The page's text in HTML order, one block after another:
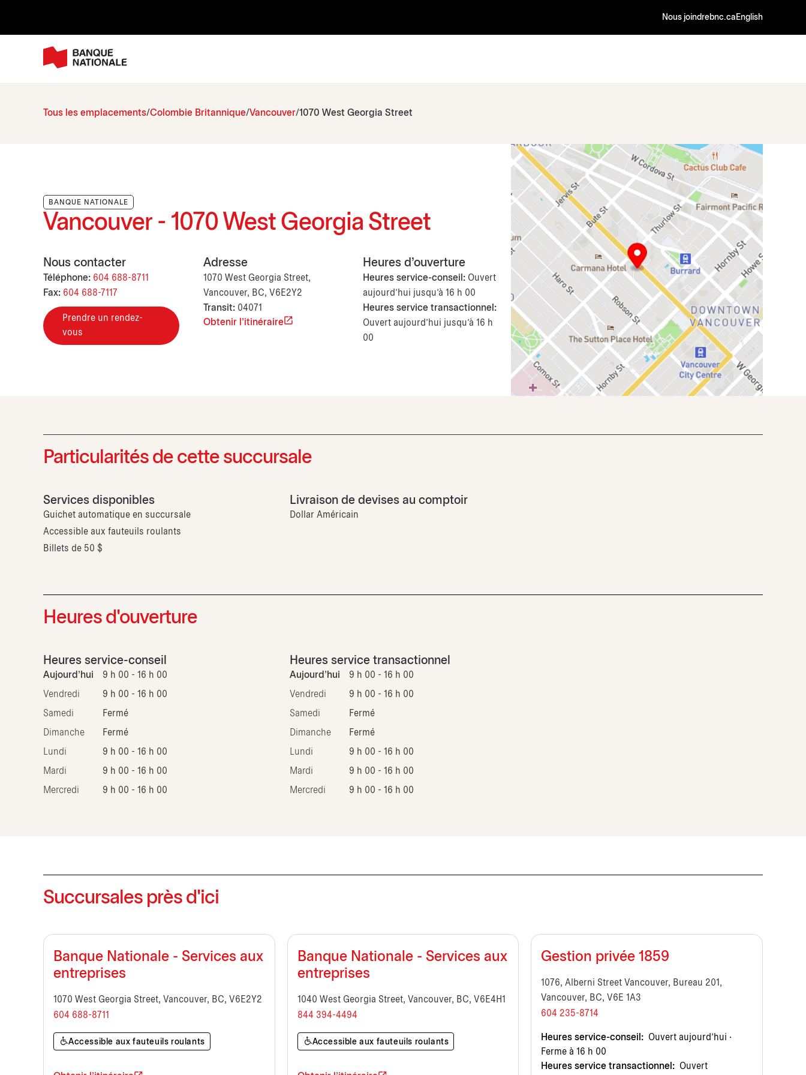
Nous joindrebnc.ca English
Tous les emplacements Colombie Britannique Vancouver 1070 West Georgia Street
BANQUE NATIONALE
Vancouver - 1070 West Georgia Street
Nous contacter
Téléphone: 604 688-8711
Fax: 604 688-7117
Prendre un rendez-
vous
Adresse
1070 West Georgia Street,
Vancouver, BC, V6E2Y2
Transit: 04071
Obtenir l'itinéraire
Heures d'ouverture
Heures service-conseil: Ouvert
aujourd’hui jusqu'à 16 h 00
Heures service transactionnel:
Ouvert aujourd’hui jusqu'à 16 h
00
Particularités de cette succursale
Services disponibles
Guichet automatique en succursale
Accessible aux fauteuils roulants
Billets de 50 $
Livraison de devises au comptoir
Dollar Américain
Heures d'ouverture
Heures service-conseil
Aujourd'hui 9 h 00 - 16 h 00
Vendredi 9 h 00 - 16 h 00
Samedi Fermé
Dimanche Fermé
Lundi 9 h 00 - 16 h 00
Mardi 9 h 00 - 16 h 00
Mercredi 9 h 00 - 16 h 00
Heures service transactionnel
Aujourd'hui 9 h 00 - 16 h 00
Vendredi 9 h 00 - 16 h 00
Samedi Fermé
Dimanche Fermé
Lundi 9 h 00 - 16 h 00
Mardi 9 h 00 - 16 h 00
Mercredi 9 h 00 - 16 h 00
Succursales près d'ici
Banque Nationale - Services aux
entreprises
1070 West Georgia Street, Vancouver, BC, V6E2Y2
604 688-8711
Accessible aux fauteuils roulants
Banque Nationale - Services aux
entreprises
1040 West Georgia Street, Vancouver, BC, V6E4H1
844 394-4494
Accessible aux fauteuils roulants
Gestion privée 1859
1076, Alberni Street Vancouver, Bureau 201,
Vancouver, BC, V6E 1A3
604 235-8714
Heures service-conseil: Ouvert aujourd’hui ·
Ferme à 16 h 00
Heures service transactionnel: Ouvert